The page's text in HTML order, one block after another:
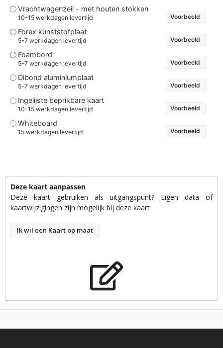
Vrachtwagenzeil - met houten stokken
10-15 werkdagen levertijd Voorbeeld
Forex kunststofplaat
5-7 werkdagen levertijd Voorbeeld
Foambord
5-7 werkdagen levertijd Voorbeeld
Dibond aluminiumplaat
5-7 werkdagen levertijd Voorbeeld
Ingelijste beprikbare kaart
10-15 werkdagen levertijd Voorbeeld
Whiteboard
15 werkdagen levertijd Voorbeeld
Deze kaart aanpassen
Deze kaart gebruiken als uitgangspunt? Eigen data of
kaartwijzigingen zijn mogelijk bij deze kaart
Ik wil een Kaart op maat